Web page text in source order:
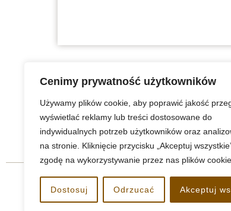
Cenimy prywatność użytkowników
Używamy plików cookie, aby poprawić jakość
wyświetlać reklamy lub treści dostosowane do
indywidualnych potrzeb użytkowników oraz
na stronie. Kliknięcie przycisku „Akceptuj
zgodę na wykorzystywanie przez nas plików cookie.
Dostosuj Odrzucać Akceptuj